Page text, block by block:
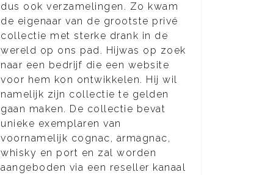
dus ook verzamelingen. Zo kwam
de eigenaar van de grootste privé
collectie met sterke drank in de
wereld op ons pad. Hijwas op zoek
naar een bedrijf die een website
voor hem kon ontwikkelen. Hij wil
namelijk zijn collectie te gelden
gaan maken. De collectie bevat
unieke exemplaren van
voornamelijk cognac, armagnac,
whisky en port en zal worden
aangeboden via een reseller kanaal